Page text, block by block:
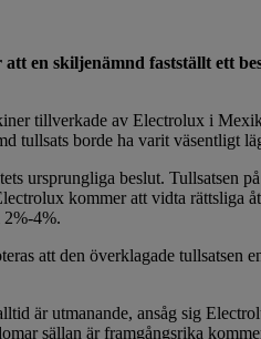
en skiljenämnd fastställt ett
tillverkade av Electrolux i
tullsats borde ha varit väsentligt
ursprungliga beslut. Tullsatsen
kommer att vidta rättsliga
2%-4%.
att den överklagade tullsatsen
är utmanande, ansåg sig
sällan är framgångsrika